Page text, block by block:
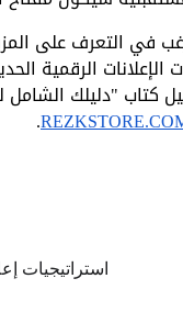
في التعرف على
الإعلانات الرقمية
كتاب "دليلك الشامل
.